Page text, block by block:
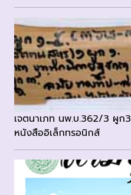
เจตนาเภท นพ.บ.362/3 ผูก3
หนังสืออิเล็กทรอนิกส์